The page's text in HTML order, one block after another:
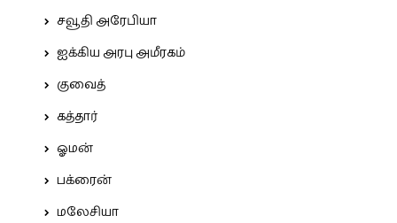
சவூதி அரேபியா
ஐக்கிய அரபு அமீரகம்
குவைத்
கத்தார்
ஓமன்
பக்ரைன்
மலேசியா